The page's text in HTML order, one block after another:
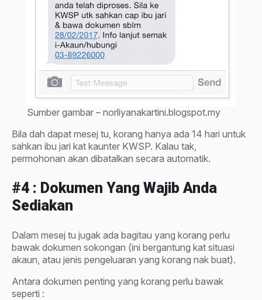
Sumber gambar – norliyanakartini.blogspot.my
Bila dah dapat mesej tu, korang hanya ada 14 hari untuk
sahkan ibu jari kat kaunter KWSP. Kalau tak,
permohonan akan dibatalkan secara automatik.
#4 : Dokumen Yang Wajib Anda
Sediakan
Dalam mesej tu jugak ada bagitau yang korang perlu
bawak dokumen sokongan (ini bergantung kat situasi
akaun, atau jenis pengeluaran yang korang nak buat).
Antara dokumen penting yang korang perlu bawak
seperti :